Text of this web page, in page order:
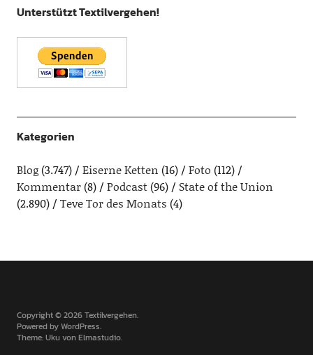
Unterstützt Textilvergehen!
Kategorien
Blog(3.747) Eiserne Ketten (16) Foto (112)
Kommentar(8) Podcast(96)
State of the Union
(2.890)
Teve Tor des Monats (4)
Copyright © 2026 Textilvergehen
Powered byWordPress
Theme: Uku vonElmastudio